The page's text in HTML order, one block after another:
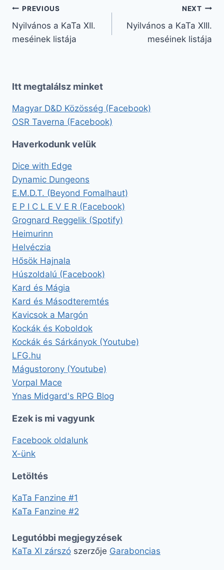
Bejegyzés
navigáció
PREVIOUS
Nyilvános a KaTa XII.
meséinek listája
NEXT
Nyilvános a KaTa XIII.
meséinek listája
Itt megtalálsz minket
Magyar D&D Közösség (Facebook)
OSR Taverna (Facebook)
Haverkodunk velük
Dice with Edge
Dynamic Dungeons
E.M.D.T. (Beyond Fomalhaut)
E P I C L E V E R (Facebook)
Grognard Reggelik (Spotify)
Heimurinn
Helvéczia
Hősök Hajnala
Húszoldalú (Facebook)
Kard és Mágia
Kard és Másodteremtés
Kavicsok a Margón
Kockák és Koboldok
Kockák és Sárkányok (Youtube)
LFG.hu
Mágustorony (Youtube)
Vorpal Mace
Ynas Midgard's RPG Blog
Ezek is mi vagyunk
Facebook oldalunk
X-ünk
Letöltés
KaTa Fanzine #1
KaTa Fanzine #2
Legutóbbi megjegyzések
KaTa XI zárszó szerzője Garaboncias